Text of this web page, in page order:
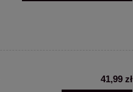
41,99 zł